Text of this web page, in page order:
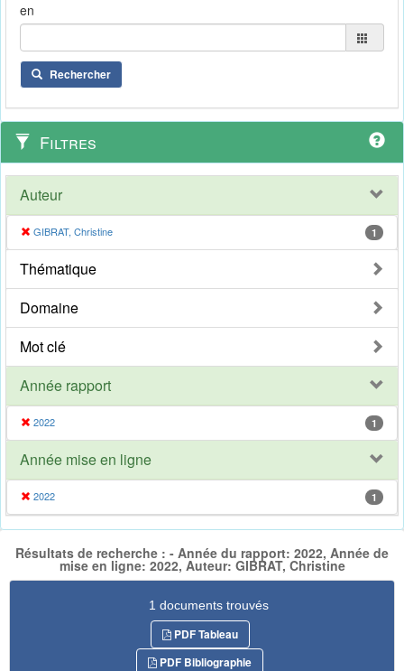
en
Rechercher
Filtres
Auteur
GIBRAT, Christine 1
Thématique
Domaine
Mot clé
Année rapport
2022 1
Année mise en ligne
2022 1
Résultats de recherche : - Année du rapport: 2022, Année de
mise en ligne: 2022, Auteur: GIBRAT, Christine
1 documents trouvés
PDF Tableau
PDF Bibliographie